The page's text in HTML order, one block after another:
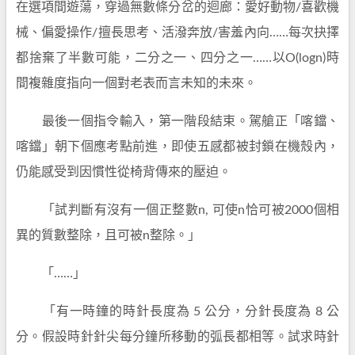
在選項間遊蕩，穿過無數條分岔的迴廊：愛好動物/喜歡機
械、偏愛操作/擅長思考、活潑奔放/害羞內向……每次抉擇
都捨棄了半數可能，二分之一、四分之一……以O(logn)時
間複雜度指向一個對老表而言未知的未來。
最後一個指令輸入，第一階段結束。駕艙正「喀鐺、
喀鐺」朝下個應考點前進，即使五感都被封鎖在機殼內，
仍能感受到因慣性從椅背傳來的壓迫。
「試判斷有沒有一個正整數n, 可使n恰可被2000個相
異的質數整除，且可被n整除。」
「……」
「有一時鐘的時針長度為 5 公分，分針長度為 8 公
分。假設時針針尖每分鐘所移動的弧長都相等。試求時針